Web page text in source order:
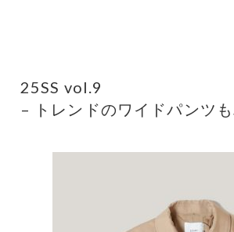
25SS vol.9
– トレンドのワイドパンツ